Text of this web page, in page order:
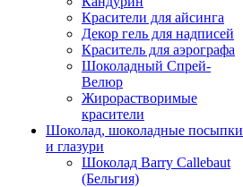
Красители для айсинга
Декор гель для надписей
Краситель для аэрографа
Шоколадный Спрей-
Велюр
Жирорастворимые
красители
Шоколад, шоколадные посыпки
и глазури
Шоколад Barry Callebaut
(Бельгия)